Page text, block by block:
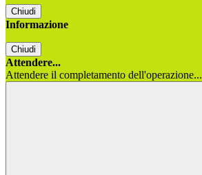
Chiudi
Informazione
Chiudi
Attendere...
Attendere il completamento dell'operazione...